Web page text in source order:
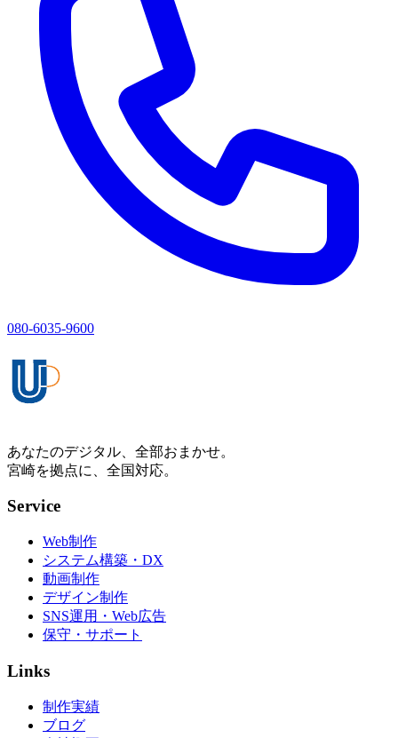
080-6035-9600
あなたのデジタル、全部おまかせ。
宮崎を拠点に、全国対応。
Service
Web制作
システム構築・DX
動画制作
デザイン制作
SNS運用・Web広告
保守・サポート
Links
制作実績
ブログ